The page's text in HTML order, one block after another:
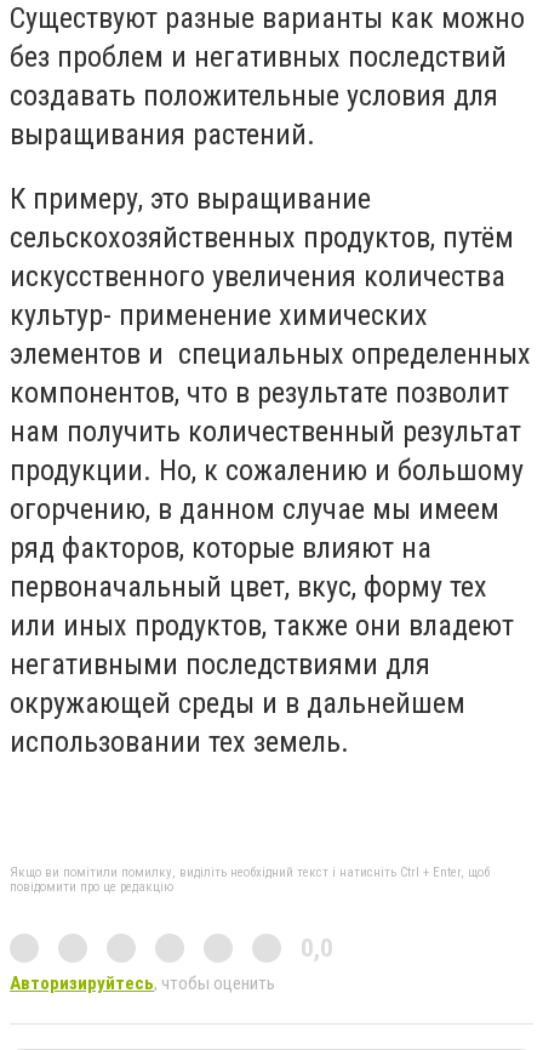
Существуют разные варианты как можно
без проблем и негативных последствий
создавать положительные условия для
выращивания растений.
К примеру, это выращивание
сельскохозяйственных продуктов, путём
искусственного увеличения количества
культур- применение химических
элементов и специальных определенных
компонентов, что в результате позволит
нам получить количественный результат
продукции. Но, к сожалению и большому
огорчению, в данном случае мы имеем
ряд факторов, которые влияют на
первоначальный цвет, вкус, форму тех
или иных продуктов, также они владеют
негативными последствиями для
окружающей среды и в дальнейшем
использовании тех земель.
Якщо ви помітили помилку, виділіть необхідний текст і натисніть Ctrl + Enter, щоб
повідомити про це редакцію
0,0
Авторизируйтесь, чтобы оценить